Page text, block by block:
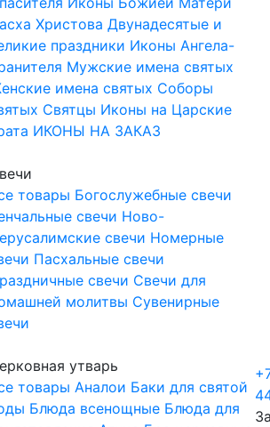
Христова Двунадесятые и
праздники Иконы Ангела-
Мужские имена святых
имена святых Соборы
Святцы Иконы на Царские
ИКОНЫ НА ЗАКАЗ
товары Богослужебные свечи
свечи Ново-
свечи Номерные
Пасхальные свечи
свечи Свечи для
молитвы Сувенирные
утварь
товары Аналои Баки для святой
Блюда всенощные Блюда для